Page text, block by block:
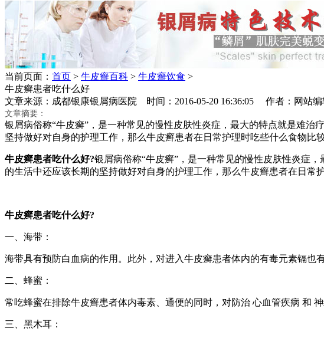
当前页面： 首页 > 牛皮癣百科 > 牛皮癣饮食 >
牛皮癣患者吃什么好
文章来源：成都银康银屑病医院 时间：2016-05-20 16:36:05 作者：网站编
文章摘要：
银屑病俗称“牛皮癣”，是一种常见的慢性皮肤性炎症，最大的特点就是难
坚持做好对自身的护理工作，那么牛皮癣患者在日常护理时吃些什么食物比
牛皮癣患者吃什么好?银屑病俗称“牛皮癣”，是一种常见的慢性皮肤性炎症，
的生活中还应该长期的坚持做好对自身的护理工作，那么牛皮癣患者在日常
牛皮癣患者吃什么好?
一、海带：
海带具有预防白血病的作用。此外，对进入牛皮癣患者体内的有毒元素镉也有
二、蜂蜜：
常吃蜂蜜在排除牛皮癣患者体内毒素、通便的同时，对防治 心血管疾病 和
三、黑木耳：